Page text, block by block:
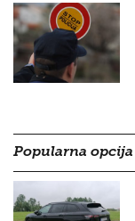
Popularna opcija